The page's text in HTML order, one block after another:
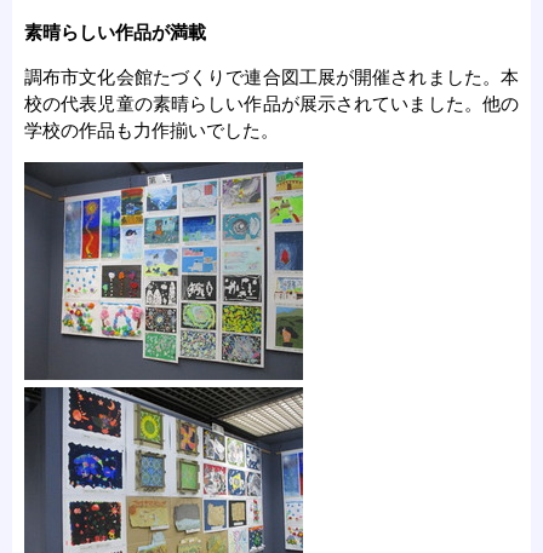
素晴らしい作品が満載
調布市文化会館たづくりで連合図工展が開催されました。本
校の代表児童の素晴らしい作品が展示されていました。他の
学校の作品も力作揃いでした。